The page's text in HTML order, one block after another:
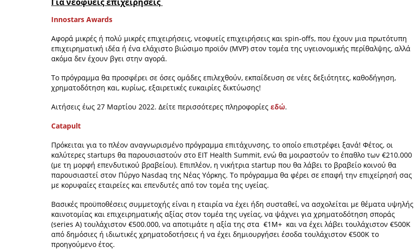
Innostars Awards
Αφορά μικρές ή πολύ μικρές επιχειρήσεις, νεοφυείς επιχειρήσεις και spin-offs, που έχουν μια πρωτότυπη
επιχειρηματική ιδέα ή ένα ελάχιστο βιώσιμο προϊόν (MVP) στον τομέα της υγειονομικής περίθαλψης, αλλά
ακόμα δεν έχουν βγει στην αγορά.
Το πρόγραμμα θα προσφέρει σε όσες ομάδες επιλεχθούν, εκπαίδευση σε νέες δεξιότητες, καθοδήγηση,
χρηματοδότηση και, κυρίως, εξαιρετικές ευκαιρίες δικτύωσης!
Αιτήσεις έως 27 Μαρτίου 2022. Δείτε περισσότερες πληροφορίες εδώ.
Catapult
Πρόκειται για το πλέον αναγνωρισμένο πρόγραμμα επιτάχυνσης, το οποίο επιστρέφει ξανά! Φέτος, οι
καλύτερες startups θα παρουσιαστούν στο EIT Health Summit, ενώ θα μοιραστούν το έπαθλο των €210.000
(με τη μορφή επενδυτικού βραβείου). Επιπλέον, η νικήτρια startup που θα λάβει το βραβείο κοινού θα
παρουσιαστεί στον Πύργο Nasdaq της Νέας Υόρκης. Το πρόγραμμα θα φέρει σε επαφή την επιχείρησή σας
με κορυφαίες εταιρείες και επενδυτές από τον τομέα της υγείας.
Βασικές προϋποθέσεις συμμετοχής είναι η εταιρία να έχει ήδη συσταθεί, να ασχολείται με θέματα υψηλής
καινοτομίας και επιχειρηματικής αξίας στον τομέα της υγείας, να ψάχνει για χρηματοδότηση σποράς
(series A) τουλάχιστον €500.000, να αποτιμάτε η αξία της στα €1M+ και να έχει λάβει τουλάχιστον €500K
από δημόσιες ή ιδιωτικές χρηματοδοτήσεις ή να έχει δημιουργήσει έσοδα τουλάχιστον €500K το
προηγούμενο έτος.